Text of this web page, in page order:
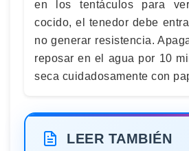
en los tentáculos para
cocido, el tenedor debe
no generar resistencia.
reposar en el agua por 10
seca cuidadosamente con
LEER TAMBIÉN